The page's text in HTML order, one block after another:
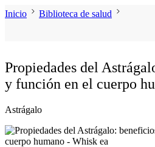
Inicio Biblioteca de salud
Propiedades del
y función en el cuerpo
Astrágalo